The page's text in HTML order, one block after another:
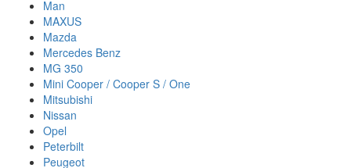
Man
MAXUS
Mazda
Mercedes Benz
MG 350
Mini Cooper / Cooper S / One
Mitsubishi
Nissan
Opel
Peterbilt
Peugeot